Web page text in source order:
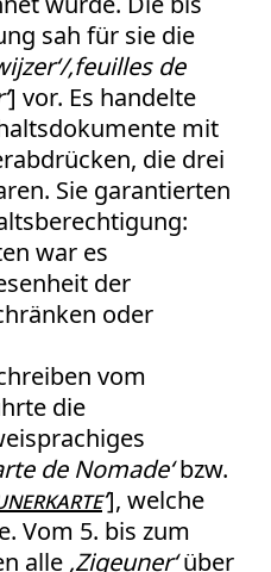
sah für sie die
‚feuilles de
] vor. Es handelte
mit
die drei
Sie garantierten
war es
der
oder
vom
die
de Nomade‘bzw.
‘], welche
Vom 5. bis zum
alle ‚Zigeuner‘über